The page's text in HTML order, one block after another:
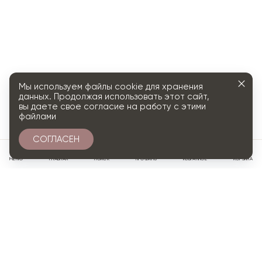
МЕНЮ ГЛАВНАЯ ПОИСК ПРОФИЛЬ ИЗБРАННОЕ КОРЗИНА
Мы используем файлы cookie для хранения
данных. Продолжая использовать этот сайт,
вы даете свое согласие на работу с этими
файлами
СОГЛАСЕН